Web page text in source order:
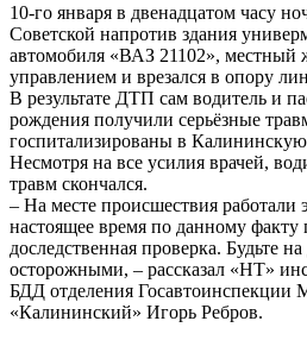
10-го января в двенадцатом часу
Советской напротив здания
автомобиля «ВАЗ 21102», местный
управлением и врезался в опору
В результате ДТП сам водитель и
рождения получили серьёзные
госпитализированы в
Несмотря на все усилия врачей,
травм скончался.
– На месте происшествия
настоящее время по данному факту
доследственная проверка. Будьте
осторожными, – рассказал «НТ»
БДД отделения
«Калининский» Игорь Ребров.